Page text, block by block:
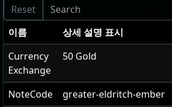
이름
상세 설명 표시
Currency
Exchange
50 Gold
NoteCode
greater-eldritch-ember